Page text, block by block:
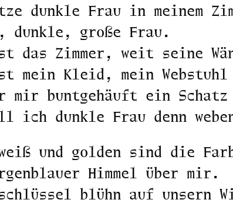
dunkle Frau in meinem
große Frau.
das Zimmer, weit seine
mein Kleid, mein Webstuhl
mir buntgehäuft ein Schatz
ich dunkle Frau denn
und golden sind die
Himmel über mir.
blühn auf unsern